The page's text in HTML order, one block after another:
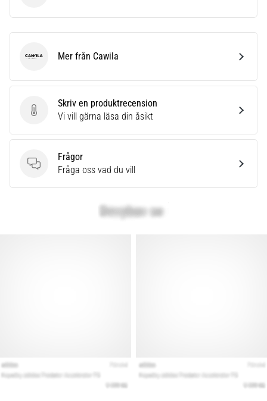
Skriv en produktrecension
Skriv en produktrecension
Vi vill gärna läsa din åsikt
Frågor
Frågor
Fråga oss vad du vill
Cawila Mer från Cawila